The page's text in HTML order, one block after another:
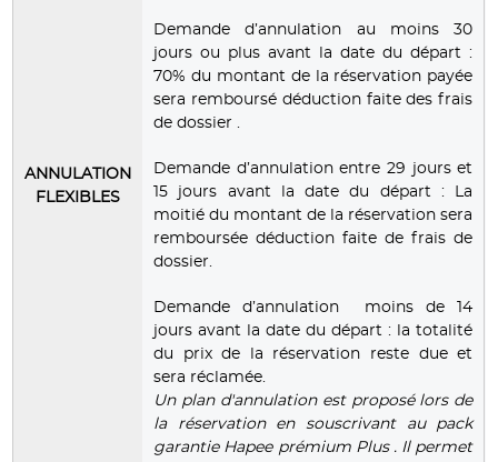
ANNULATION
FLEXIBLES
Demande d’annulation au moins 30
jours ou plus avant la date du départ :
70% du montant de la réservation payée
sera remboursé déduction faite des frais
de dossier .
Demande d’annulation entre 29 jours et
15 jours avant la date du départ : La
moitié du montant de la réservation sera
remboursée déduction faite de frais de
dossier.
Demande d’annulation moins de 14
jours avant la date du départ : la totalité
du prix de la réservation reste due et
sera réclamée.
Un plan d'annulation est proposé lors de
la réservation en souscrivant au pack
garantie Hapee prémium Plus . Il permet